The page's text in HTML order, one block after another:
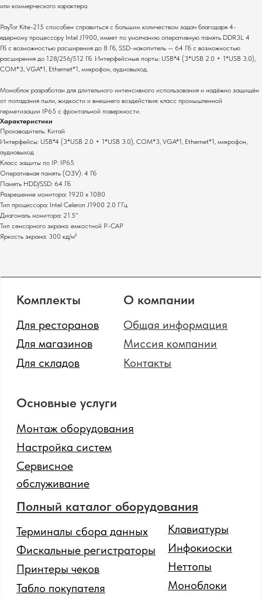
или коммерческого характера.
PayTor Kite-215 способен справиться с большим количеством задач благодаря 4-
ядерному процессору Intel J1900, имеет по умолчанию оперативную память DDR3L 4
Гб с возможностью расширения до 8 Гб, SSD-накопитель — 64 Гб с возможностью
расширения до 128/256/512 Гб. Интерфейсные порты: USB*4 (3*USB 2.0 + 1*USB 3.0),
COM*3, VGA*1, Ethernet*1, микрофон, аудиовыход.
Моноблок разработан для длительного интенсивного использования и надёжно защищён
от попадания пыли, жидкости и внешнего воздействия: класс промышленной
герметизации IP65 с фронтальной поверхности.
Характеристики
Производитель: Китай
Интерфейсы: USB*4 (3*USB 2.0 + 1*USB 3.0), COM*3, VGA*1, Ethernet*1, микрофон,
аудиовыход
Класс защиты по IP: IP65
Оперативная память (ОЗУ): 4 Гб
Память HDD/SSD: 64 Гб
Разрешение монитора: 1920 х 1080
Тип процессора: Intel Celeron J1900 2.0 ГГц
Диагональ монитора: 21.5"
Тип сенсорного экрана: емкостной P-CAP
Яркость экрана: 300 кд/м²
Комплекты
Контакты
Для ресторанов
Для магазинов
Для складов
Монтаж оборудования
Общая информация
SOTA
Полный каталог оборудования
О компании
Миссия компании
Настройка систем
Сервисное
обслуживание
POS-комплекты
Терминалы сбора данных
Фискальные регистраторы
Табло покупателя
Сканеры штрихкодов
Принтеры этикеток
Принтеры чеков Неттопы
Политика конфиденциальности
Сайт от GetProSite
сканеры штрихкодов